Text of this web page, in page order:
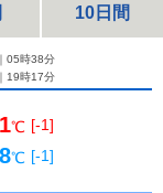
10日間
05時38分
19時17分
℃ [-1]
℃ [-1]